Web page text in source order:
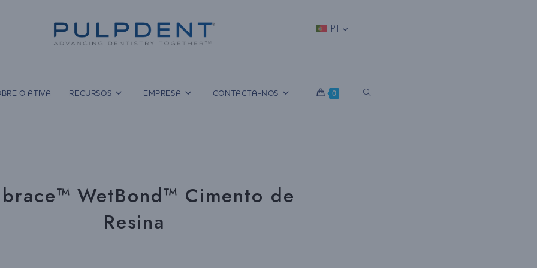
PT
O ATIVA RECURSOS EMPRESA CONTACTA-NOS 0 A
WetBond™ Cimento de
Resina